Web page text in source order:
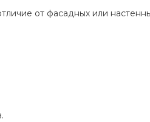
от фасадных или